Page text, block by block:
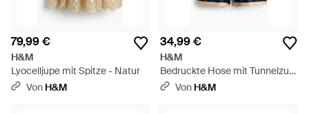
79,99 €
H&M
Lyocelljupe mit Spitze - Natur
Von H&M
34,99 €
H&M
Bedruckte Hose mit Tunnelzug
- Blau
Von H&M